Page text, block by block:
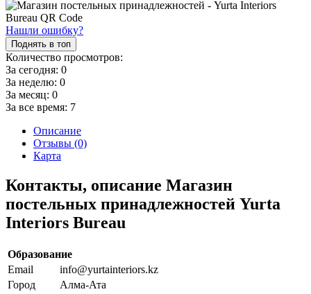
Нашли ошибку?
Поднять в топ
Количество просмотров:
За сегодня: 0
За неделю: 0
За месяц: 0
За все время: 7
Описание
Отзывы (0)
Карта
Контакты, описание Магазин
постельных принадлежностей Yurta
Interiors Bureau
Образование
Email
info@yurtainteriors.kz
Город
Алма-Ата